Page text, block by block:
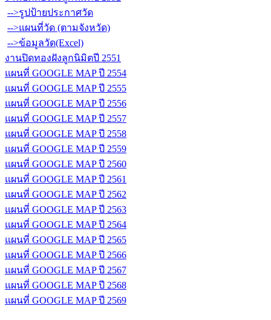
-->รูปป้ายประกาศวัด
-->แผนที่วัด (ตามจังหวัด)
-->ข้อมูลวัด(Excel)
งานปิดทองฝังลูกนิมิตปี 2551
แผนที่ GOOGLE MAP ปี 2554
แผนที่ GOOGLE MAP ปี 2555
แผนที่ GOOGLE MAP ปี 2556
แผนที่ GOOGLE MAP ปี 2557
แผนที่ GOOGLE MAP ปี 2558
แผนที่ GOOGLE MAP ปี 2559
แผนที่ GOOGLE MAP ปี 2560
แผนที่ GOOGLE MAP ปี 2561
แผนที่ GOOGLE MAP ปี 2562
แผนที่ GOOGLE MAP ปี 2563
แผนที่ GOOGLE MAP ปี 2564
แผนที่ GOOGLE MAP ปี 2565
แผนที่ GOOGLE MAP ปี 2566
แผนที่ GOOGLE MAP ปี 2567
แผนที่ GOOGLE MAP ปี 2568
แผนที่ GOOGLE MAP ปี 2569